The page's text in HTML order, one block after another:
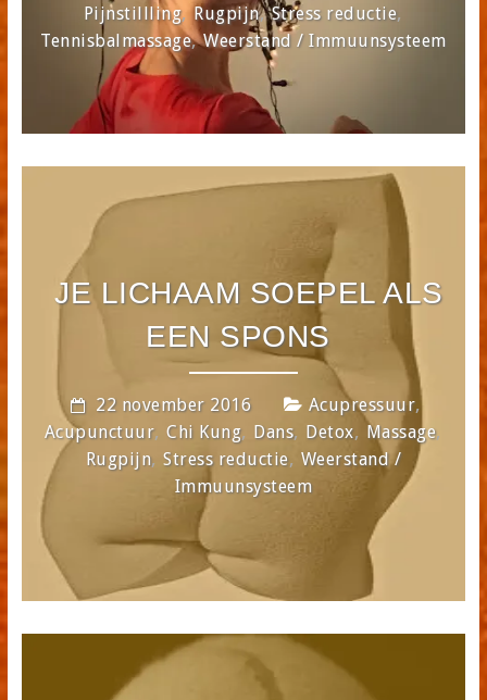
Pijnstillling,Rugpijn,Stress reductie,
Tennisbalmassage,Weerstand / Immuunsysteem
JE LICHAAM SOEPEL ALS
EEN SPONS
22 november 2016 Acupressuur,
Acupunctuur,Chi Kung, Dans, Detox, Massage,
Rugpijn,Stress reductie, Weerstand /
Immuunsysteem